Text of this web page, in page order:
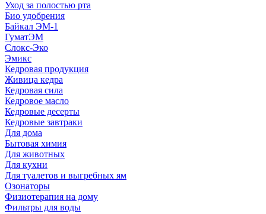
Уход за полостью рта
Био удобрения
Байкал ЭМ-1
ГуматЭМ
Слокс-Эко
Эмикс
Кедровая продукция
Живица кедра
Кедровая сила
Кедровое масло
Кедровые десерты
Кедровые завтраки
Для дома
Бытовая химия
Для животных
Для кухни
Для туалетов и выгребных ям
Озонаторы
Физиотерапия на дому
Фильтры для воды